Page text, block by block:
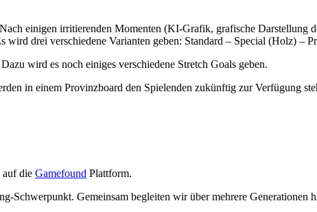
einigen irritierenden Momenten (KI-Grafik, grafische Darstellung
drei verschiedene Varianten geben: Standard – Special (Holz) –
wird es noch einiges verschiedene Stretch Goals geben.
in einem Provinzboard den Spielenden zukünftig zur Verfügung
auf die Gamefound Plattform.
Schwerpunkt. Gemeinsam begleiten wir über mehrere Generationen